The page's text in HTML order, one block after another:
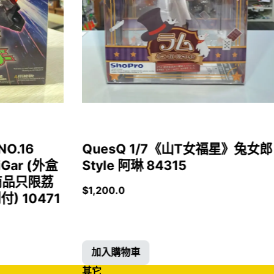
(外盒
只限荔
) 10471
QuesQ 1/7《山T女福星》兔女郎
Style 阿琳 84315
$1,200.0
加入購物車
其它